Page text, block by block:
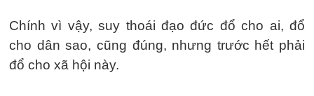
Chính vì vậy, suy thoái đạo đức đổ cho ai, đổ
cho dân sao, cũng đúng, nhưng trước hết phải
đổ cho xã hội này.